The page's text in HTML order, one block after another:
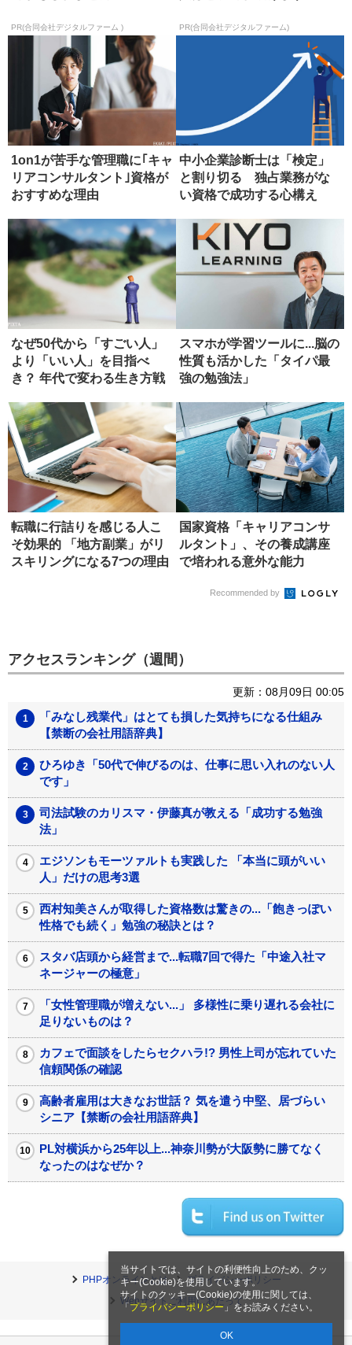
当サイトでは、サイトの利便性向上のため、クッ
キー(Cookie)を使用しています。
サイトのクッキー(Cookie)の使用に関しては、
「 プライバシーポリシー 」をお読みください。
OK
PR(合同会社デジタルファーム ) PR(合同会社デジタルファーム)
1on1が苦手な管理職に｢キャ
リアコンサルタント｣資格が
おすすめな理由
中小企業診断士は「検定」
と割り切る 独占業務がな
い資格で成功する心構え
なぜ50代から「すごい人」
より「いい人」を目指べ
き？ 年代で変わる生き方戦
スマホが学習ツールに...脳の
性質も活かした「タイパ最
強の勉強法」
転職に行詰りを感じる人こ
そ効果的 「地方副業」がリ
スキリングになる7つの理由
国家資格「キャリアコンサ
ルタント」、その養成講座
で培われる意外な能力
Recommended by
アクセスランキング（週間）
更新：08月09日 00:05
「みなし残業代」はとても損した気持ちになる仕組み
【禁断の会社用語辞典】
ひろゆき「50代で伸びるのは、仕事に思い入れのない人
です」
司法試験のカリスマ・伊藤真が教える「成功する勉強
法」
エジソンもモーツァルトも実践した 「本当に頭がいい
人」だけの思考3選
西村知美さんが取得した資格数は驚きの...「飽きっぽい
性格でも続く」勉強の秘訣とは？
スタバ店頭から経営まで...転職7回で得た「中途入社マ
ネージャーの極意」
「女性管理職が増えない...」 多様性に乗り遅れる会社に
足りないものは？
カフェで面談をしたらセクハラ!? 男性上司が忘れていた
信頼関係の確認
高齢者雇用は大きなお世話？ 気を遣う中堅、居づらい
シニア【禁断の会社用語辞典】
PL対横浜から25年以上...神奈川勢が大阪勢に勝てなく
なったのはなぜか？
PHPオンラインとは
プライバシーポリシー
Webサイトご利用にあたって